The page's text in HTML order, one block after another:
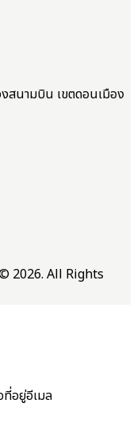
สนามบิน เขตดอนเมือง
2026. All Rights
อยู่อีเมล